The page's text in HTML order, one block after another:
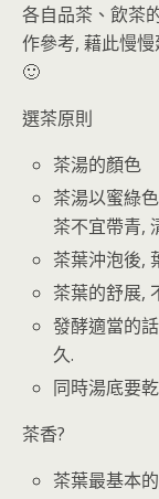
各自品茶、飲茶
作參考, 藉此慢
🙂
選茶原則
茶湯的顏色
茶湯以蜜綠
茶不宜帶青,
茶葉沖泡後,
茶葉的舒展,
發酵適當的
久.
同時湯底要
茶香?
茶葉最基本